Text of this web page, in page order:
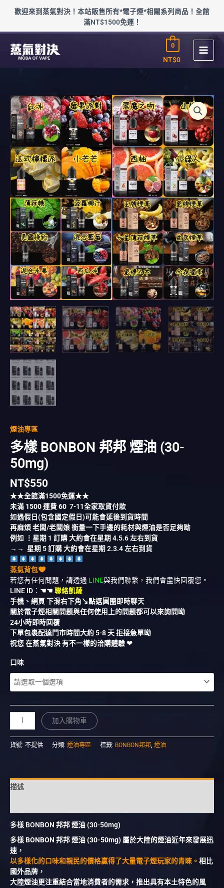
要
歡迎來到蒸氣對決！本站販售所有*電子煙*相關系列商品！全館
滿NT$1500免運！
NT$0
0
煙油專區
多樣 BONBON 邦邦 煙油 (30-
50mg)
NT$550
★★全館滿1500免運★★
未滿 1500運費60 7-11全家取貨付款
如遇假日(包含國定假日)可能會延後到貨時間
再麻煩 老闆/老闆娘 衡量一下手邊的耗材與煙油是否足夠呦
例如 ⋮星期 1 訂購 大約會在星期 4.5.6 左右到貨
→→ 星期 5 訂購 大約會在星期 2.3.4 左右到貨
蒸氣背包
若您有任何問題，請透過 LINE與我們聯繫，我們會盡快回覆您。
LINE ID ： ☚☚ 聯絡凱薩
手機、網頁 下滑右下角↘︎點選圓圈即時聊天
關於電子煙相關問題與任何使用上的問題都可以來詢問呦
24小時即時回覆
下單包裹配達門市時間大約 5-8 天 拒接急單呦
祝您 在蒸氣對決 有不一樣的洽購體驗 ❤︎
口味
多
樣
BONBON
邦
邦
煙
油
(30-
50mg)
數
量
加入購物車
貨號: 不提供 分類: 煙油專區 標籤: BONBON邦邦, 煙油
描述
多樣 BONBON 邦邦 煙油 (30-50mg)
多樣 BONBON 邦邦 煙油 (30-50mg) 屬於大陸的煙油近年來發展迅
速，
以多樣化的口味和親民的價格贏得了大量電子煙玩家的青睞。 相比
國外品牌，
大陸煙油更注重結合當地消費者的需求，推出具有本土特色的風